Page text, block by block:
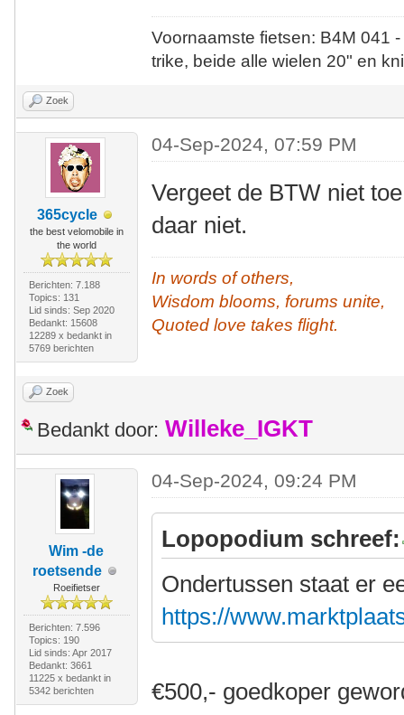
Voornaamste fietsen: B4M
trike, beide alle wielen 20" en
Zoek
365cycle
the best velomobile in
the world
Berichten: 7.188
Topics: 131
Lid sinds: Sep 2020
Bedankt: 15608
12289 x bedankt in
5769 berichten
04-Sep-2024, 07:59 PM
Vergeet de BTW niet
daar niet.
In words of others,
Wisdom blooms, forums unite,
Quoted love takes flight.
Zoek
Bedankt door: Willeke_IGKT
Wim -de
roetsende
Roeifietser
Berichten: 7.596
Topics: 190
Lid sinds: Apr 2017
Bedankt: 3661
11225 x bedankt in
5342 berichten
04-Sep-2024, 09:24 PM
Lopopodium schreef:
Ondertussen staat er
https://
€500,- goedkoper